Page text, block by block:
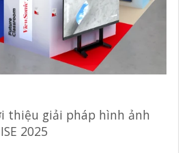
thiệu giải pháp hình ảnh
2025